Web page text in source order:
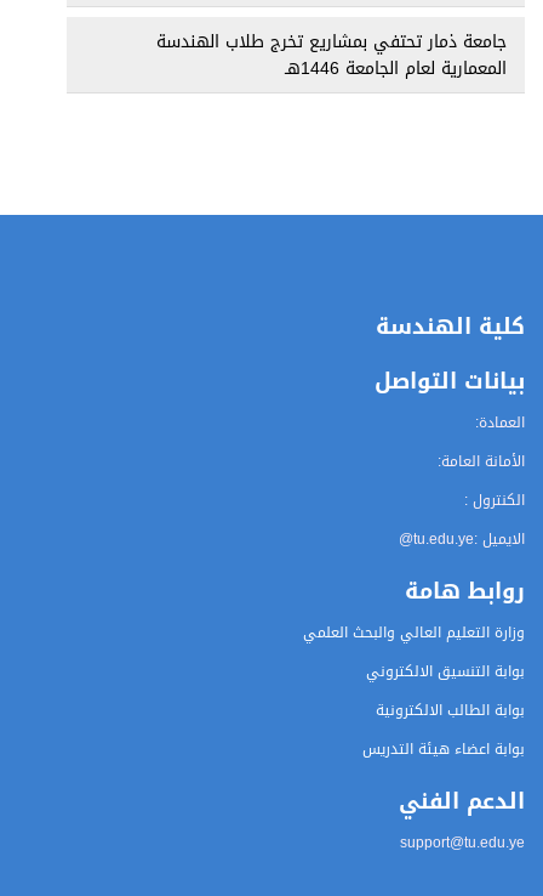
جامعة ذمار تحتفي بمشاريع تخرج طلاب الهندسة
المعمارية لعام الجامعة 1446هـ
كلية الهندسة
بيانات التواصل
العمادة:
الأمانة العامة:
الكنترول :
الايميل :@tu.edu.ye
روابط هامة
وزارة التعليم العالي والبحث العلمي
بوابة التنسيق الالكتروني
بوابة الطالب الالكترونية
بوابة اعضاء هيئة التدريس
الدعم الفني
support@tu.edu.ye